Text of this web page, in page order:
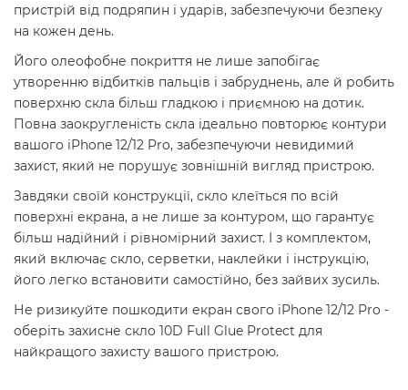
пристрій від подряпин і ударів, забезпечуючи безпеку
на кожен день.
Його олеофобне покриття не лише запобігає
утворенню відбитків пальців і забруднень, але й робить
поверхню скла більш гладкою і приємною на дотик.
Повна заокругленість скла ідеально повторює контури
вашого iPhone 12/12 Pro, забезпечуючи невидимий
захист, який не порушує зовнішній вигляд пристрою.
Завдяки своїй конструкції, скло клеїться по всій
поверхні екрана, а не лише за контуром, що гарантує
більш надійний і рівномірний захист. І з комплектом,
який включає скло, серветки, наклейки і інструкцію,
його легко встановити самостійно, без зайвих зусиль.
Не ризикуйте пошкодити екран свого iPhone 12/12 Pro -
оберіть захисне скло 10D Full Glue Protect для
найкращого захисту вашого пристрою.